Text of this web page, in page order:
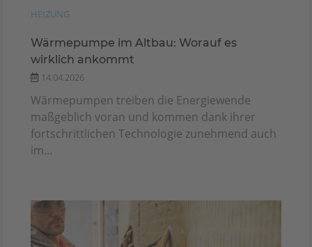
HEIZUNG
Wärmepumpe im Altbau: Worauf es
wirklich ankommt
14.04.2026
Wärmepumpen treiben die Energiewende
maßgeblich voran und kommen dank ihrer
fortschrittlichen Technologie zunehmend auch
im...